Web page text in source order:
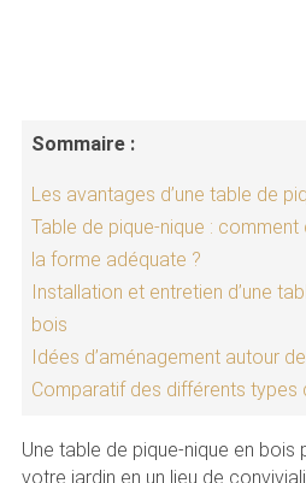
Sommaire :
Les avantages d’une table de
Table de pique-nique :
la forme adéquate ?
Installation et entretien d’une
bois
Idées d’aménagement autour
Comparatif des différents types
Une table de pique-nique en
votre jardin en un lieu de